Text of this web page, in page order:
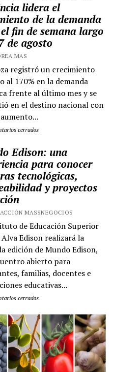
lidera el
de la demanda
fin de semana largo
de agosto
MAS
registró un crecimiento
al 170% en la demanda
frente al último mes y se
en el destino nacional con
cerrados
Edison: una
para conocer
tecnológicas,
y proyectos
MASSNEGOCIOS
de Educación Superior
Alva Edison realizará la
edición de Mundo Edison,
abierto para
familias, docentes e
educativas...
cerrados